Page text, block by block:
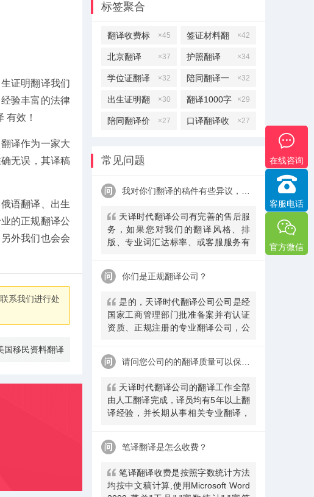
生证明翻译我们
验丰富的法律
有效！
译作为一家大
无误，其译稿
语翻译、出生
的正规翻译公
外我们也会会
系我们进行处
国移民资料翻译
标签聚合
×45
翻译收费标
准
×42
签证材料翻
译
×37
北京翻译 ×34
护照翻译
×32
学位证翻译 ×32
陪同翻译一
天多少钱
×30
出生证明翻
译
×29
翻译1000字
多少钱
×27
陪同翻译价
×27
口译翻译收
常见问题
天译时代翻译公司有完善的售后服
务，如果您对我们的翻译风格、排
版、专业词汇达标率、或客服服务有
司提供及时服务反馈，一直到让您满
意为止。
你们是正规翻译公司？
是的，天译时代翻译公司公司是经
国家工商管理部门批准备案并有认证
资质、正规注册的专业翻译公司，公
天译时代翻译公司的翻译工作全部
由人工翻译完成，译员均有5年以上翻
译经验，并长期从事相关专业翻译，
时和客户沟通，并随时监控翻译质量
及进程，做
笔译翻译是怎么收费？
​笔译翻译收费是按照字数统计方法
均按中文稿计算,使用Microsoft Word
在线咨询
客服电话
官方微信